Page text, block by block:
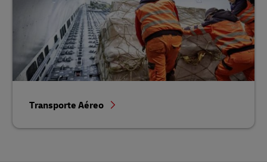
Transporte Aéreo